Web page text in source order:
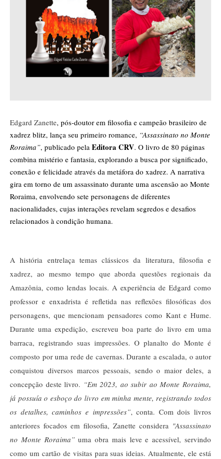
Edgard Zanette, pós-doutor em filosofia e campeão brasileiro de
xadrez blitz, lança seu primeiro romance, “Assassinato no Monte
Roraima”, publicado pela Editora CRV. O livro de 80 páginas
combina mistério e fantasia, explorando a busca por significado,
conexão e felicidade através da metáfora do xadrez. A narrativa
gira em torno de um assassinato durante uma ascensão ao Monte
Roraima, envolvendo sete personagens de diferentes
nacionalidades, cujas interações revelam segredos e desafios
relacionados à condição humana.
A história entrelaça temas clássicos da literatura, filosofia e
xadrez, ao mesmo tempo que aborda questões regionais da
Amazônia, como lendas locais. A experiência de Edgard como
professor e enxadrista é refletida nas reflexões filosóficas dos
personagens, que mencionam pensadores como Kant e Hume.
Durante uma expedição, escreveu boa parte do livro em uma
barraca, registrando suas impressões. O planalto do Monte é
composto por uma rede de cavernas. Durante a escalada, o autor
conquistou diversos marcos pessoais, sendo o maior deles, a
concepção deste livro. “Em 2023, ao subir ao Monte Roraima,
já possuía o esboço do livro em minha mente, registrando todos
os detalhes, caminhos e impressões”, conta. Com dois livros
anteriores focados em filosofia, Zanette considera "Assassinato
no Monte Roraima”uma obra mais leve e acessível, servindo
como um cartão de visitas para suas ideias. Atualmente, ele está